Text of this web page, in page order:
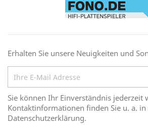
Erhalten Sie unsere Neuigkeiten und
Sie können Ihr Einverständnis jederzeit
Kontaktinformationen finden Sie u. a. in
Datenschutzerklärung.